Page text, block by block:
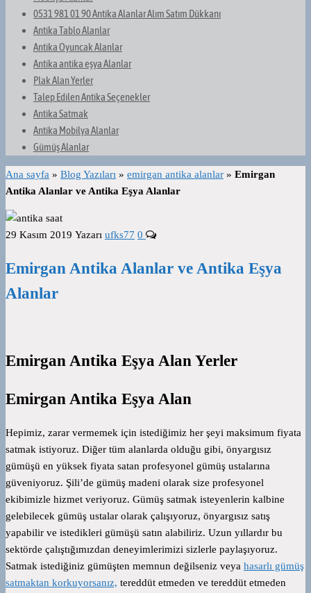
0531 981 01 90 Antika Alanlar Alım Satım Dükkanı
Antika Tablo Alanlar
Antika Oyuncak Alanlar
Antika antika eşya Alanlar
Plak Alan Yerler
Talep Edilen Antika Seçenekler
Antika Satmak
Antika Mobilya Alanlar
Gümüş Alanlar
Ana sayfa » Blog Yazıları » emirgan antika alanlar » Emirgan
Antika Alanlar ve Antika Eşya Alanlar
29 Kasım 2019 Yazarı ufks77 0
Emirgan Antika Alanlar ve Antika Eşya
Alanlar
Emirgan Antika Eşya Alan Yerler
Emirgan Antika Eşya Alan
Hepimiz, zarar vermemek için istediğimiz her şeyi maksimum fiyata
satmak istiyoruz. Diğer tüm alanlarda olduğu gibi, önyargısız
gümüşü en yüksek fiyata satan profesyonel gümüş ustalarına
güveniyoruz. Şili’de gümüş madeni olarak size profesyonel
ekibimizle hizmet veriyoruz. Gümüş satmak isteyenlerin kalbine
gelebilecek gümüş ustalar olarak çalışıyoruz, önyargısız satış
yapabilir ve istedikleri gümüşü satın alabiliriz. Uzun yıllardır bu
sektörde çalıştığımızdan deneyimlerimizi sizlerle paylaşıyoruz.
Satmak istediğiniz gümüşten memnun değilseniz veya hasarlı gümüş
satmaktan korkuyorsanız, tereddüt etmeden ve tereddüt etmeden